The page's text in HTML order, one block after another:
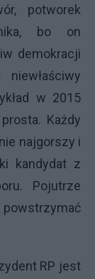
potworek
bo on
demokracji
w 2015
Każdy
najgorszy i
kandydat z
Pojutrze
powstrzymać
RP jest